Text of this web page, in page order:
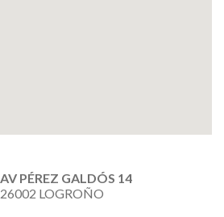
AV PÉREZ GALDÓS 14
26002 LOGROÑO